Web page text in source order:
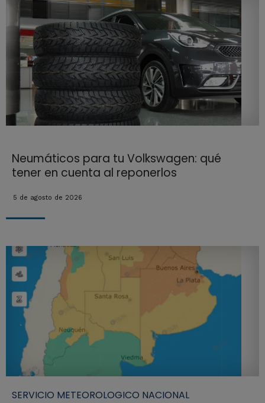
Neumáticos para tu Volkswagen: qué
tener en cuenta al reponerlos
5 de agosto de 2026
SERVICIO METEOROLOGICO NACIONAL